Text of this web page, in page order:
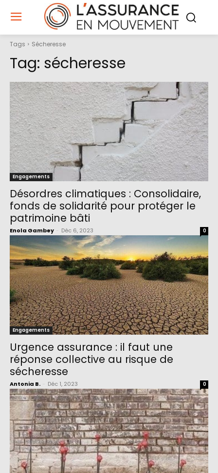
Tags Sécheresse
Tag: sécheresse
Engagements
Désordres climatiques : Consolidaire,
fonds de solidarité pour protéger le
patrimoine bâti
Enola Gambey Déc 6, 2023 0
Engagements
Urgence assurance : il faut une
réponse collective au risque de
sécheresse
Antonia B. Déc 1, 2023 0